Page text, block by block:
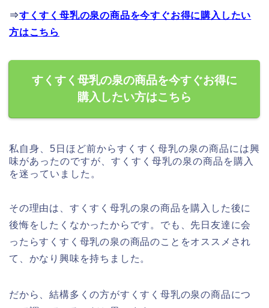
⇒すくすく母乳の泉の商品を今すぐお得に購入したい
方はこちら
すくすく母乳の泉の商品を今すぐお得に
購入したい方はこちら
私自身、5日ほど前からすくすく母乳の泉の商品には興
味があったのですが、すくすく母乳の泉の商品を購入
を迷っていました。
その理由は、すくすく母乳の泉の商品を購入した後に
後悔をしたくなかったからです。でも、先日友達に会
ったらすくすく母乳の泉の商品のことをオススメされ
て、かなり興味を持ちました。
だから、結構多くの方がすくすく母乳の泉の商品につ